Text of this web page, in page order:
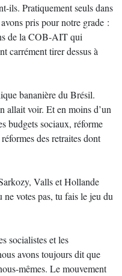
ils. Pratiquement seuls dans
pris pour notre grade :
de la COB-AIT qui
carrément tirer dessus à
bananière du Brésil.
allait voir. Et en moins d’un
budgets sociaux, réforme
des retraites dont
Valls et Hollande
votes pas, tu fais le jeu du
socialistes et les
avons toujours dit que
mêmes. Le mouvement